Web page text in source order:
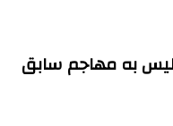
به مهاجم سابق